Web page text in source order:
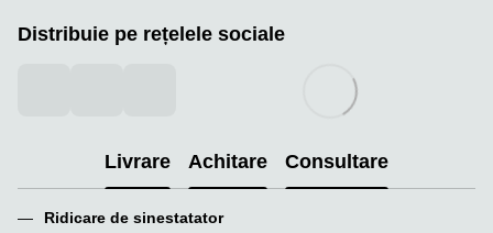
Distribuie pe rețelele sociale
Livrare Achitare Consultare
Ridicare de sinestatator